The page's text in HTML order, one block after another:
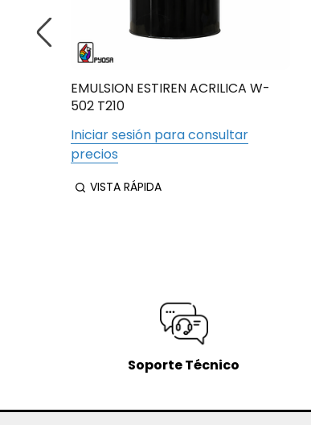
EMULSION ESTIREN ACRILICA W-
502 T210
Iniciar sesión para consultar
precios
VISTA RÁPIDA
Soporte Técnico